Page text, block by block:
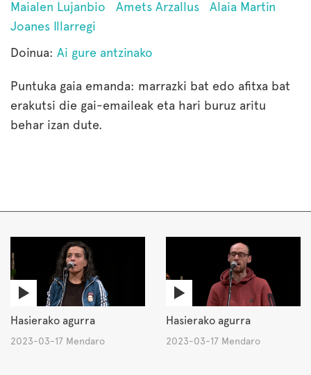
Maialen Lujanbio Amets Arzallus
Alaia Martin
Joanes Illarregi
Doinua: Ai gure antzinako
Puntuka gaia emanda: marrazki bat edo afitxa bat
erakutsi die gai-emaileak eta hari buruz aritu
behar izan dute.
Hasierako agurra
2023-03-17 Mendaro
Hasierako agurra
2023-03-17 Mendaro